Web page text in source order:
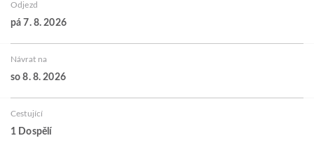
Odjezd
pá 7. 8. 2026
Návrat na
so 8. 8. 2026
Cestující
1 Dospělí